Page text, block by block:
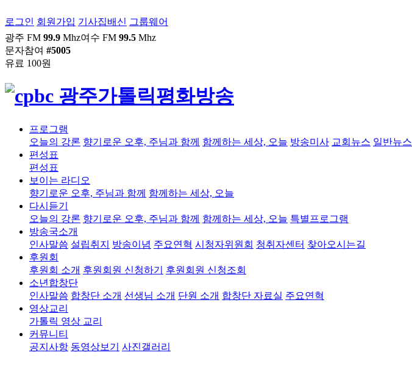
로그인 회원가입 기사집배신 그룹웨어
광주 FM 99.9 Mhz여수 FM 99.5 Mhz
문자참여 #5005
유료 100원
프로그램
오늘의 강론 향기로운 오후, 주님과 함께 함께하는 세상, 오늘 방송미사 교회뉴스 일반뉴스
편성표
편성표
보이는 라디오
향기로운 오후, 주님과 함께 함께하는 세상, 오늘
다시듣기
오늘의 강론 향기로운 오후, 주님과 함께 함께하는 세상, 오늘 특별프로그램
방송국소개
인사말씀 설립취지 방송이념 주요연혁 시청자위원회 청취자센터 찾아오시는길
후원회
후원회 소개 후원회원 신청하기
후원회원 신청조회
소년합창단
인사말씀 합창단 소개 선생님 소개 단원 소개 합창단 자료실 주요연혁
영상교리
가톨릭 영상 교리
커뮤니티
공지사항 동영상보기 사진갤러리